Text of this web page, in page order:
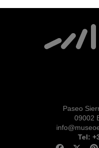
Paseo
09002
Tel: